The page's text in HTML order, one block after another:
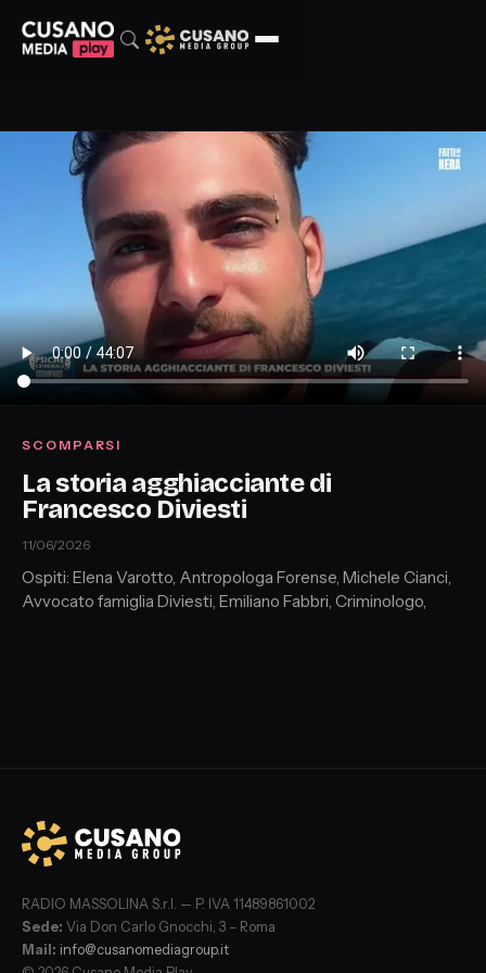
SCOMPARSI
La storia agghiacciante di
Francesco Diviesti
11/06/2026
Ospiti: Elena Varotto, Antropologa Forense, Michele Cianci,
Avvocato famiglia Diviesti, Emiliano Fabbri, Criminologo,
RADIO MASSOLINA S.r.l. — P. IVA 11489861002
Sede: Via Don Carlo Gnocchi, 3 – Roma
Mail: info@cusanomediagroup.it